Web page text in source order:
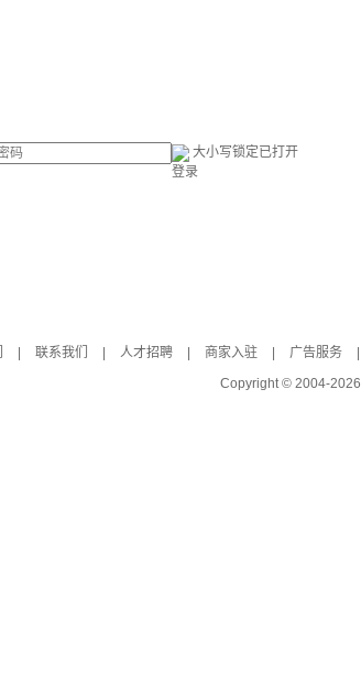
大小写锁定已打开
登录
联系我们 人才招聘 商家入驻 广告服务
Copyright © 2004-2026